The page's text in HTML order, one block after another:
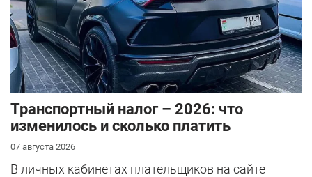
Транспортный налог – 2026: что
изменилось и сколько платить
07 августа 2026
В личных кабинетах плательщиков на сайте